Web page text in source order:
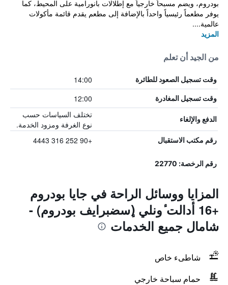
بودروم، ويضم مسبحاً خارجياً مع إطلالات بانورامية على المحيط، كما
يوفر مطعماً رئيسياً واحداً بالإضافة إلى مطعم يقدم قائمة مأكولات
عالمية....
المزيد
من الجيد أن تعلم
وقت تسجيل الصعود للطائرة 14:00
وقت تسجيل المغادرة 12:00
الدفع والإلغاء
تختلف السياسات حسب
نوع الغرفة ومزود الخدمة.
رقم مكتب الاستقبال +90 252 316 4443
رقم الرخصة: 22770
المزايا ووسائل الراحة في جايا بودروم
+16 أدالت ٔونلي (ٕسضبرايف بودروم) -
شامال جميع الخدمات
شاطىء خاص
حمام سباحة خارجي